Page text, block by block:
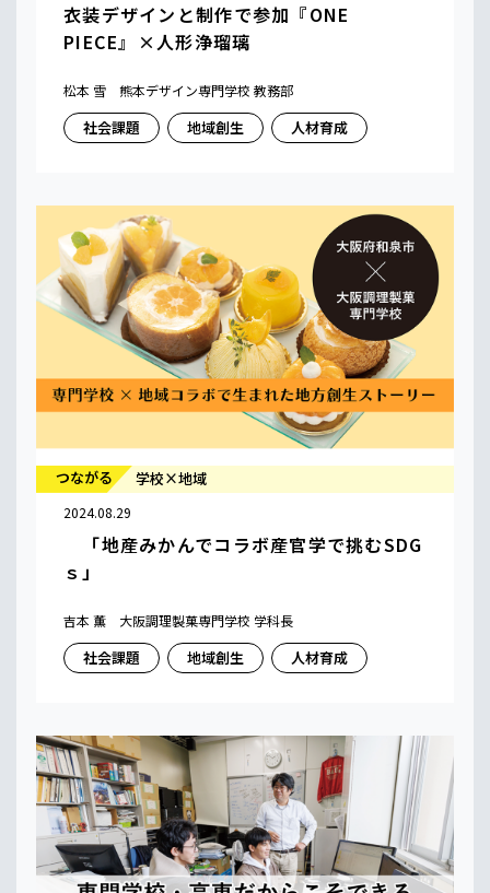
衣装デザインと制作で参加『ONE
PIECE』×人形浄瑠璃
松本 雪 熊本デザイン専門学校 教務部
社会課題 地域創生 人材育成
つながる 学校×地域
2024.08.29
「地産みかんでコラボ産官学で挑むSDG
ｓ」
吉本 薫 大阪調理製菓専門学校 学科長
社会課題 地域創生 人材育成